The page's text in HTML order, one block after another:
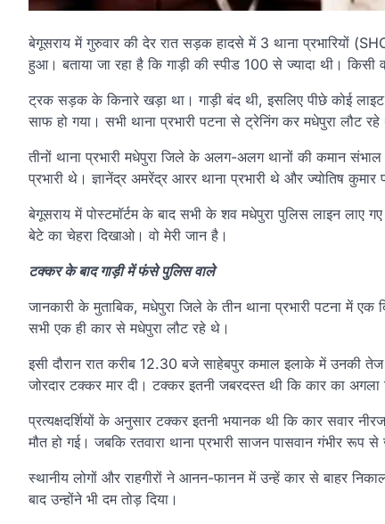
बेगूसराय में गुरुवार की देर रात सड़क हादसे में 3 थाना प्रभारियों
हुआ। बताया जा रहा है कि गाड़ी की स्पीड 100 से ज्यादा थी।
ट्रक सड़क के किनारे खड़ा था। गाड़ी बंद थी, इसलिए पीछे कोई
साफ हो गया। सभी थाना प्रभारी पटना से ट्रेनिंग कर मधेपुरा लौट
तीनों थाना प्रभारी मधेपुरा जिले के अलग-अलग थानों की कमान संभाल
प्रभारी थे। ज्ञानेंद्र अमरेंद्र आरर थाना प्रभारी थे और ज्योतिष कुमार
बेगूसराय में पोस्टमॉर्टम के बाद सभी के शव मधेपुरा पुलिस लाइन लाए
बेटे का चेहरा दिखाओ। वो मेरी जान है।
टक्कर के बाद गाड़ी में फंसे पुलिस वाले
जानकारी के मुताबिक, मधेपुरा जिले के तीन थाना प्रभारी पटना में
सभी एक ही कार से मधेपुरा लौट रहे थे।
इसी दौरान रात करीब 12.30 बजे साहेबपुर कमाल इलाके में उनकी
जोरदार टक्कर मार दी। टक्कर इतनी जबरदस्त थी कि कार का
प्रत्यक्षदर्शियों के अनुसार टक्कर इतनी भयानक थी कि कार सवार
मौत हो गई। जबकि रतवारा थाना प्रभारी साजन पासवान गंभीर रूप
स्थानीय लोगों और राहगीरों ने आनन-फानन में उन्हें कार से बाहर
बाद उन्होंने भी दम तोड़ दिया।